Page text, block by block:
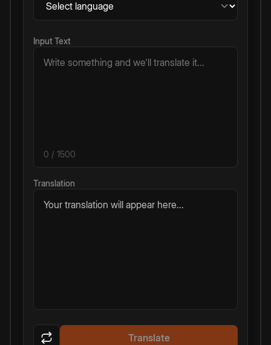
Input Text
0 / 1500
Translation
Your translation will appear here...
Translate